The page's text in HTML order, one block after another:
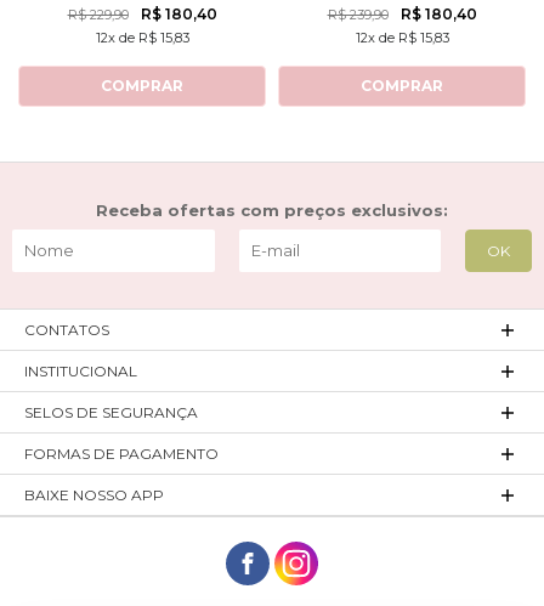
CASACOS + 4 CALÇAS
R$ 229,90 R$ 180,40
12x de R$ 15,83
COMPRAR
CASACOS + 5 CALÇAS
R$ 239,90 R$ 180,40
12x de R$ 15,83
COMPRAR
Receba ofertas com preços exclusivos:
CONTATOS
INSTITUCIONAL
SELOS DE SEGURANÇA
FORMAS DE PAGAMENTO
BAIXE NOSSO APP